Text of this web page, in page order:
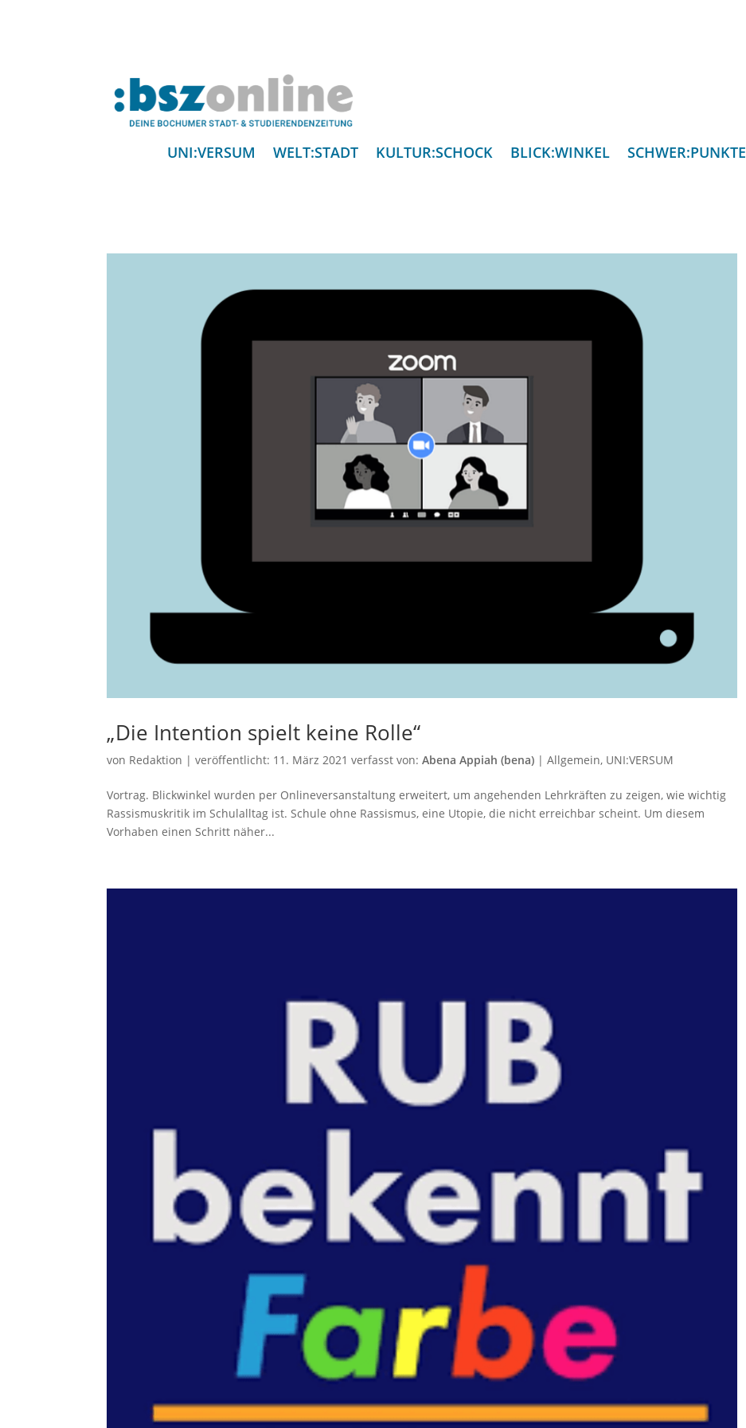
UNI:VERSUM WELT:STADT KULTUR:SCHOCK BLICK:WINKEL SCHWER:PUNKTE
„Die Intention spielt keine Rolle“
von Redaktion |veröffentlicht: 11. März 2021 verfasst von:Abena Appiah (bena) |Allgemein, UNI:VERSUM
Vortrag. Blickwinkel wurden per Onlineversanstaltung erweitert, um angehenden Lehrkräften zu zeigen, wie wichtig
Rassismuskritik im Schulalltag ist. Schule ohne Rassismus, eine Utopie, die nicht erreichbar scheint. Um diesem
Vorhaben einen Schritt näher...